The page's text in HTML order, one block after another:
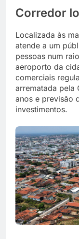
Corredor
Localizada às
atende a um
pessoas num
aeroporto da
comerciais
arrematada pela
anos e previsão
investimentos.